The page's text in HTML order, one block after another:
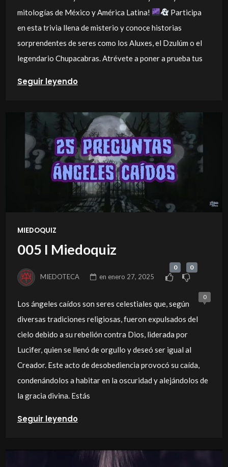
mitologías de México y América Latina!
Participa
en esta trivia llena de misterio y conoce historias
sorprendentes de seres como los Aluxes, el Dzulúm o el
legendario Chupacabras. Atrévete a poner a prueba tus
Seguir leyendo
MIEDOQUIZ
005 I Miedoquiz
MIEDOTECA en enero 27, 2025
0 0
0
Los ángeles caídos son seres celestiales que, según
diversas tradiciones religiosas, fueron expulsados del
cielo debido a su rebelión contra Dios, liderada por
Lucifer, quien se llenó de orgullo y deseó ser igual al
Creador. Este acto de desobediencia provocó su caída,
condenándolos a habitar en la oscuridad y alejándolos de
la gracia divina. Estás
Seguir leyendo